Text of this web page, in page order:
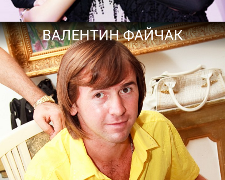
ВАЛЕНТИН ФАЙЧАК